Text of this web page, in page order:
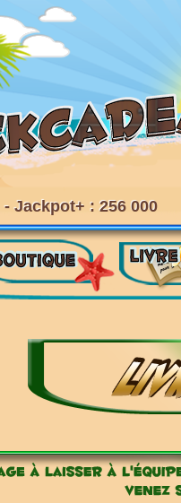
Jackpot+ : 256 000